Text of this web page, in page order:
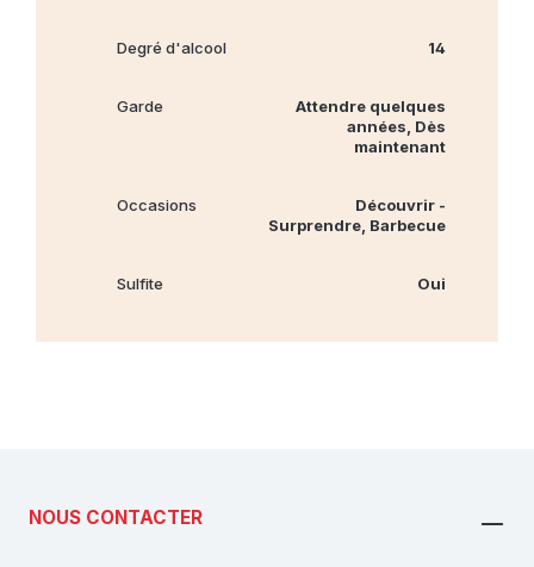
Degré d'alcool 14
Garde
Attendre quelques
années, Dès
maintenant
Occasions
Découvrir -
Surprendre, Barbecue
Sulfite Oui
NOUS CONTACTER